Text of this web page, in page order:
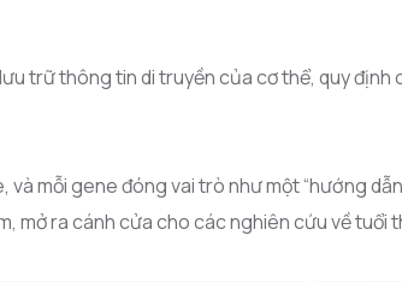
trữ thông tin di truyền của cơ thể, quy
mỗi gene đóng vai trò như một “hướng
mở ra cánh cửa cho các nghiên cứu về tuổi